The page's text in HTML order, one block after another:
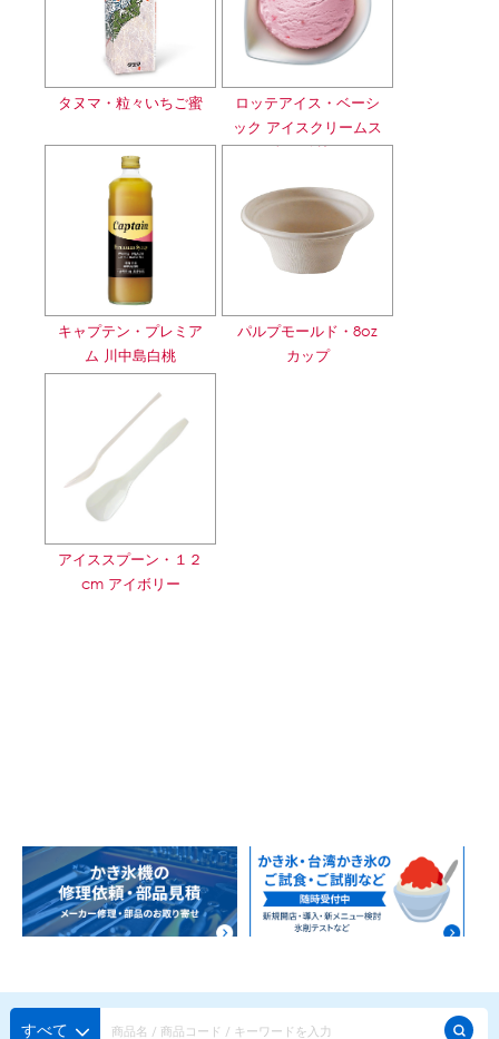
タヌマ・粒々いちご蜜
ロッテアイス・ベーシ
ック アイスクリームス
トロベリー
キャプテン・プレミア
ム 川中島白桃
パルプモールド・8oz
カップ
アイススプーン・１２
cm アイボリー
すべて